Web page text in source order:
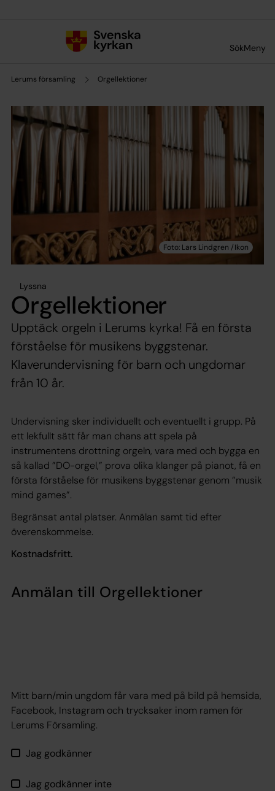
SökMeny
Lerums församling Orgellektioner
Lyssna
Orgellektioner
Upptäck orgeln i Lerums kyrka! Få en första
förståelse för musikens byggstenar.
Klaverundervisning för barn och ungdomar
från 10 år.
Undervisning sker individuellt och eventuellt i grupp. På
ett lekfullt sätt får man chans att spela på
instrumentens drottning orgeln, vara med och bygga en
så kallad ”DO-orgel,” prova olika klanger på pianot, få en
första förståelse för musikens byggstenar genom ”musik
mind games”.
Begränsat antal platser. Anmälan samt tid efter
överenskommelse.
Kostnadsfritt.
Anmälan till Orgellektioner
Mitt barn/min ungdom får vara med på bild på hemsida,
Facebook, Instagram och trycksaker inom ramen för
Lerums Församling.
Jag godkänner
Jag godkänner inte